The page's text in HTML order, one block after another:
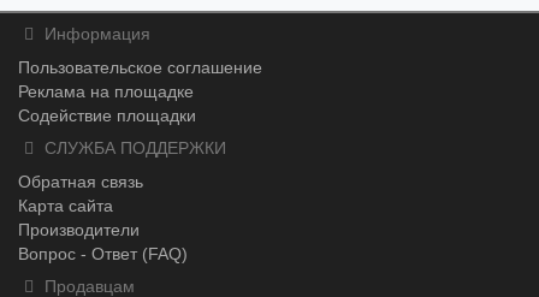
Информация
Пользовательское соглашение
Реклама на площадке
Содействие площадки
СЛУЖБА ПОДДЕРЖКИ
Обратная связь
Карта сайта
Производители
Вопрос - Ответ (FAQ)
Продавцам